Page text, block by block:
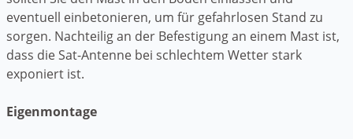
eventuell einbetonieren, um für gefahrlosen Stand zu
sorgen. Nachteilig an der Befestigung an einem Mast ist,
dass die Sat-Antenne bei schlechtem Wetter stark
exponiert ist.
Eigenmontage